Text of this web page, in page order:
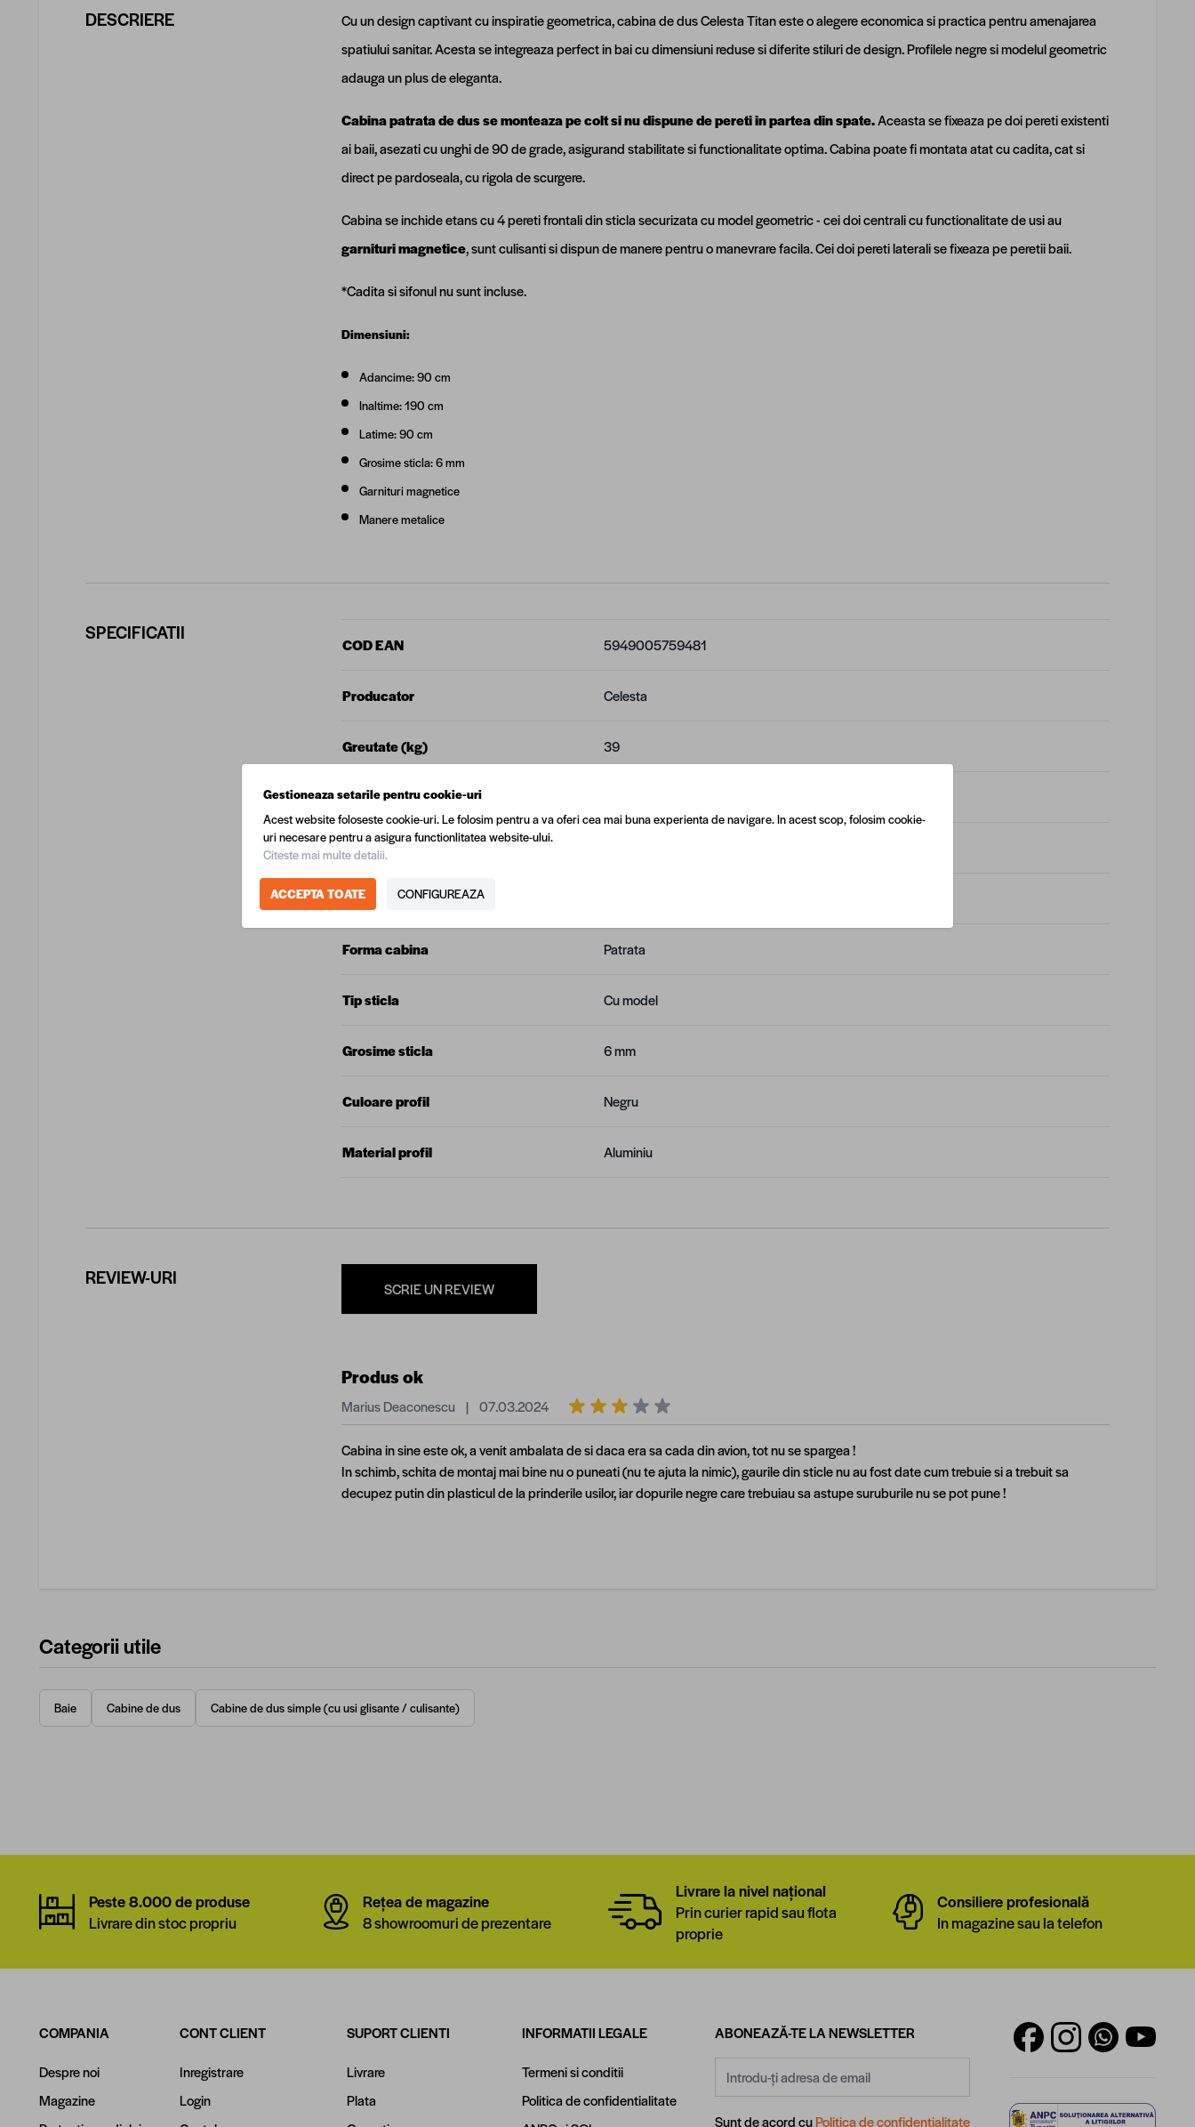
DESCRIERE
Cu un design captivant cu inspiratie geometrica, cabina de dus Celesta Titan este o alegere economica si practica pentru amenajarea
spatiului sanitar. Acesta se integreaza perfect in bai cu dimensiuni reduse si diferite stiluri de design. Profilele negre si modelul geometric
adauga un plus de eleganta.
Cabina patrata de dus se monteaza pe colt si nu dispune de pereti in partea din spate.Aceasta se fixeaza pe doi pereti existenti
ai baii, asezati cu unghi de 90 de grade, asigurand stabilitate si functionalitate optima. Cabina poate fi montata atat cu cadita, cat si
direct pe pardoseala, cu rigola de scurgere.
Cabina se inchide etans cu 4 pereti frontali din sticla securizata cu model geometric - cei doi centrali cu functionalitate de usi au
garnituri magnetice, sunt culisanti si dispun de manere pentru o manevrare facila. Cei doi pereti laterali se fixeaza pe peretii baii.
*Cadita si sifonul nu sunt incluse.
Dimensiuni:
Adancime: 90 cm
Inaltime: 190 cm
Latime: 90 cm
Grosime sticla: 6 mm
Garnituri magnetice
Manere metalice
SPECIFICATII
COD EAN 5949005759481
Producator Celesta
Greutate (kg) 39
Lungime
Inaltime
Latime
Forma cabina Patrata
Tip sticla Cu model
Grosime sticla 6 mm
Culoare profil Negru
Material profil Aluminiu
REVIEW-URI SCRIE UN REVIEW
Produs ok
Marius Deaconescu | 7 martie 2024
07.03.2024
Cabina in sine este ok, a venit ambalata de si daca era sa cada din avion, tot nu se spargea !
In schimb, schita de montaj mai bine nu o puneati (nu te ajuta la nimic), gaurile din sticle nu au fost date cum trebuie si a trebuit sa
decupez putin din plasticul de la prinderile usilor, iar dopurile negre care trebuiau sa astupe suruburile nu se pot pune !
Categorii utile
Baie Cabine de dus Cabine de dus simple (cu usi glisante / culisante)
Peste 8.000 de produse
Livrare din stoc propriu
Rețea de magazine
8 showroomuri de prezentare
Livrare la nivel național
Prin curier rapid sau flota
proprie
Consiliere profesională
In magazine sau la telefon
COMPANIA
Despre noi
Magazine
CONT CLIENT
Inregistrare
Login
SUPORT CLIENTI
Livrare
Plata
INFORMATII LEGALE
Termeni si conditii
Politica de confidentialitate
ABONEAZĂ-TE LA NEWSLETTER
Sunt de acord cuPolitica de confidentialitate
Gestioneaza setarile pentru cookie-uri
Acest website foloseste cookie-uri. Le folosim pentru a va oferi cea mai buna experienta de navigare. In acest scop, folosim cookie-
uri necesare pentru a asigura functionlitatea website-ului.
Citeste mai multe detalii.
ACCEPTA TOATE CONFIGUREAZA